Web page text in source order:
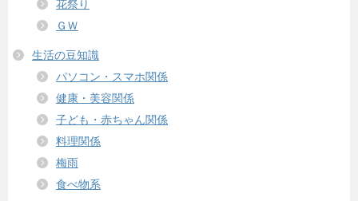
花祭り
ＧＷ
生活の豆知識
パソコン・スマホ関係
健康・美容関係
子ども・赤ちゃん関係
料理関係
梅雨
食べ物系